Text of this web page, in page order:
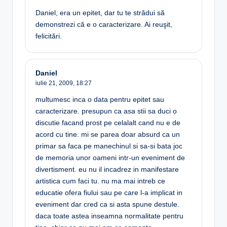
Daniel, era un epitet, dar tu te strădui să
demonstrezi că e o caracterizare. Ai reuşit,
felicitări.
Daniel
iulie 21, 2009, 18:27
multumesc inca o data pentru epitet sau
caracterizare. presupun ca asa stii sa duci o
discutie facand prost pe celalalt cand nu e de
acord cu tine. mi se parea doar absurd ca un
primar sa faca pe manechinul si sa-si bata joc
de memoria unor oameni intr-un eveniment de
divertisment. eu nu il incadrez in manifestare
artistica cum faci tu. nu ma mai intreb ce
educatie ofera fiului sau pe care l-a implicat in
eveniment dar cred ca si asta spune destule.
daca toate astea inseamna normalitate pentru